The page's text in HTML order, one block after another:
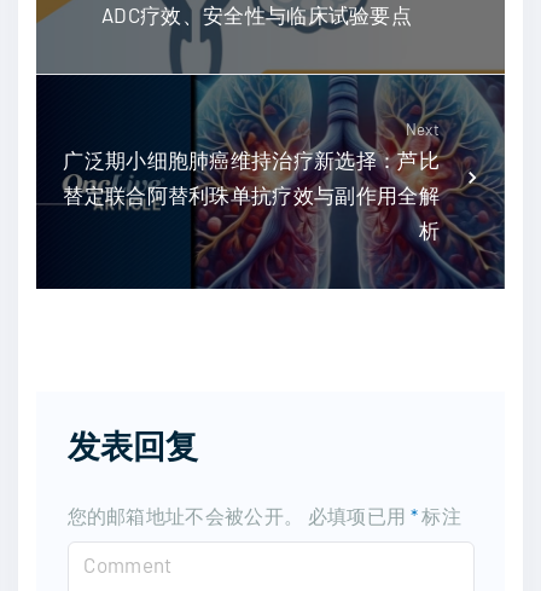
ADC疗效、安全性与临床试验要点
Next
广泛期小细胞肺癌维持治疗新选择：芦比
替定联合阿替利珠单抗疗效与副作用全解
析
发表回复
您的邮箱地址不会被公开。 必填项已用 *标注